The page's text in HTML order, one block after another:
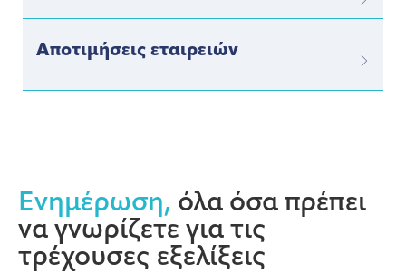
Αποτιμήσεις εταιρειών
Ενημέρωση, όλα όσα πρέπει
να γνωρίζετε για τις
τρέχουσες εξελίξεις